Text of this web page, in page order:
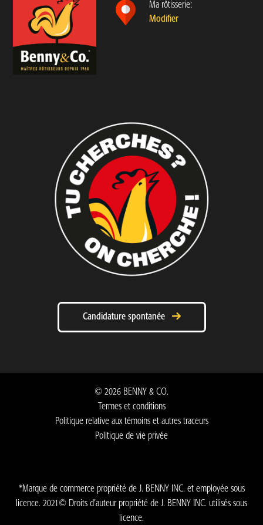
Ma rôtisserie:
Modifier
Candidature spontanée
© 2026 BENNY & CO.
Termes et conditions
Politique relative aux témoins et autres traceurs
Politique de vie privée
*Marque de commerce propriété de J. BENNY INC. et employée sous
licence. 2021© Droits d’auteur propriété de J. BENNY INC. utilisés sous
licence.